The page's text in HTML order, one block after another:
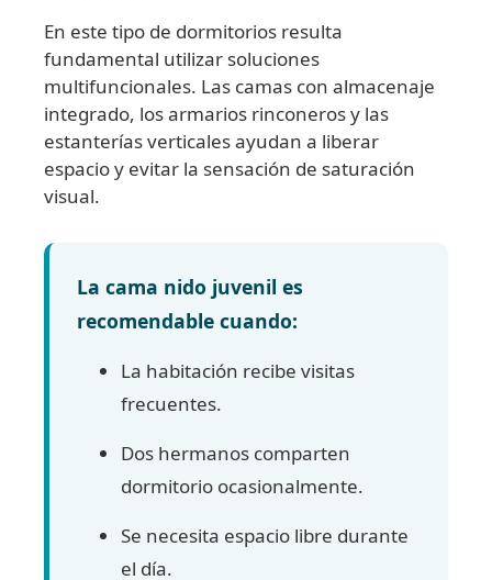
En este tipo de dormitorios resulta
fundamental utilizar soluciones
multifuncionales. Las camas con almacenaje
integrado, los armarios rinconeros y las
estanterías verticales ayudan a liberar
espacio y evitar la sensación de saturación
visual.
La cama nido juvenil es
recomendable cuando:
La habitación recibe visitas
frecuentes.
Dos hermanos comparten
dormitorio ocasionalmente.
Se necesita espacio libre durante
el día.